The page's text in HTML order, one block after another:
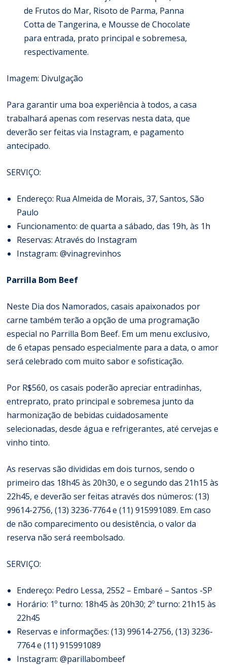
de Frutos do Mar, Risoto de Parma, Panna
Cotta de Tangerina, e Mousse de Chocolate
para entrada, prato principal e sobremesa,
respectivamente.
Imagem: Divulgação
Para garantir uma boa experiência à todos, a casa
trabalhará apenas com reservas nesta data, que
deverão ser feitas via Instagram, e pagamento
antecipado.
SERVIÇO:
Endereço: Rua Almeida de Morais, 37, Santos, São
Paulo
Funcionamento: de quarta a sábado, das 19h, às 1h
Reservas: Através do Instagram
Instagram: @vinagrevinhos
Parrilla Bom Beef
Neste Dia dos Namorados, casais apaixonados por
carne também terão a opção de uma programação
especial no Parrilla Bom Beef. Em um menu exclusivo,
de 6 etapas pensado especialmente para a data, o amor
será celebrado com muito sabor e sofisticação.
Por R$560, os casais poderão apreciar entradinhas,
entreprato, prato principal e sobremesa junto da
harmonização de bebidas cuidadosamente
selecionadas, desde água e refrigerantes, até cervejas e
vinho tinto.
As reservas são divididas em dois turnos, sendo o
primeiro das 18h45 às 20h30, e o segundo das 21h15 às
22h45, e deverão ser feitas através dos números: (13)
99614-2756, (13) 3236-7764 e (11) 915991089. Em caso
de não comparecimento ou desistência, o valor da
reserva não será reembolsado.
SERVIÇO:
Endereço: Pedro Lessa, 2552 – Embaré – Santos -SP
Horário: 1º turno: 18h45 às 20h30; 2º turno: 21h15 às
22h45
Reservas e informações: (13) 99614-2756, (13) 3236-
7764 e (11) 915991089
Instagram: @parillabombeef